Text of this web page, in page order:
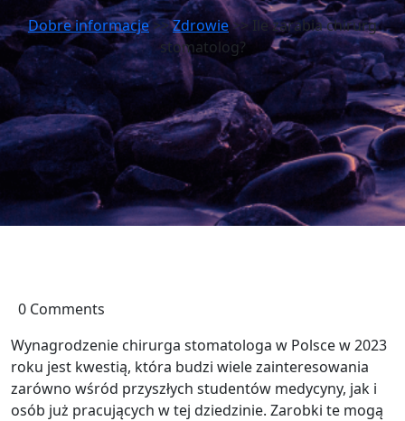
Dobre informacje>>Zdrowie>> Ile zarabia chirurg
stomatolog?
0 Comments
Wynagrodzenie chirurga stomatologa w Polsce w 2023
roku jest kwestią, która budzi wiele zainteresowania
zarówno wśród przyszłych studentów medycyny, jak i
osób już pracujących w tej dziedzinie. Zarobki te mogą